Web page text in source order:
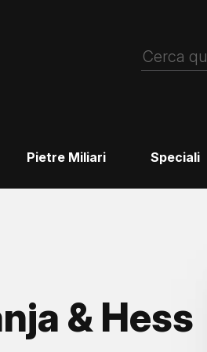
Pietre Miliari Speciali
& Hess